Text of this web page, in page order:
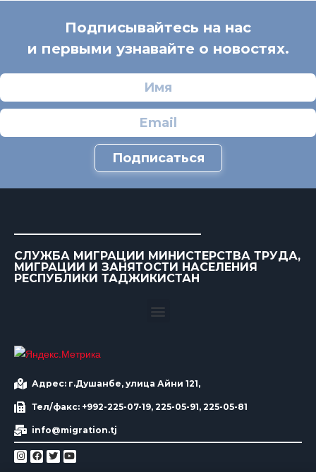
Подписывайтесь на нас
и первыми узнавайте о новостях.
Подписаться
СЛУЖБА МИГРАЦИИ МИНИСТЕРСТВА ТРУДА,
МИГРАЦИИ И ЗАНЯТОСТИ НАСЕЛЕНИЯ
РЕСПУБЛИКИ ТАДЖИКИСТАН
Адрес: г.Душанбе, улица Айни 121,
Тел/факс: +992-225-07-19, 225-05-91, 225-05-81
info@migration.tj